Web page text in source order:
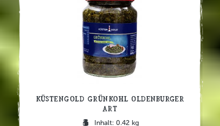
Küstengold Grünkohl Oldenburger
Art
Inhalt: 0.42 kg